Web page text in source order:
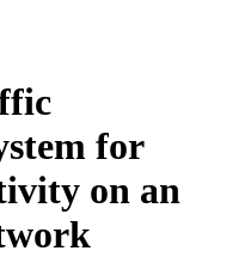
for
on an